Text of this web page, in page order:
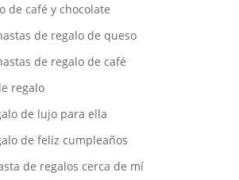
de café y chocolate
de regalo de queso
de regalo de café
regalo
de lujo para ella
de feliz cumpleaños
de regalos cerca de mí